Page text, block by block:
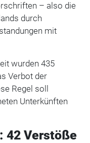
– also die
durch
mit
wurden 435
Verbot der
Regel soll
Unterkünften
42 Verstöße